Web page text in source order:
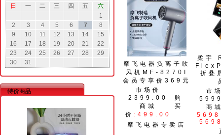
日 一 二 三 四 五
六
1
2
3 4 5 6 7
8
9
10 11 12 13 14
15
16
17 18 19 20 21
22
23
24 25 26 27 28
29
30
31
特价商品
摩飞电器负离子吹
风机MF-8270I
会员专享价369元
市场价
2399.00
购
买
商城
价 :499.00
摩飞电器专卖店
柔宇
折叠
市
商